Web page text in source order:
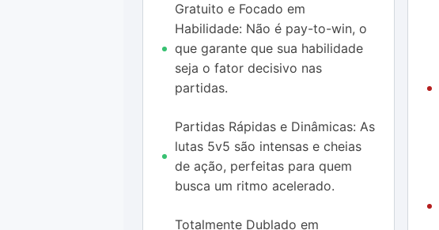
Gratuito e Focado em
Habilidade: Não é pay-to-win, o
que garante que sua habilidade
seja o fator decisivo nas
partidas.
Partidas Rápidas e Dinâmicas: As
lutas 5v5 são intensas e cheias
de ação, perfeitas para quem
busca um ritmo acelerado.
Totalmente Dublado em